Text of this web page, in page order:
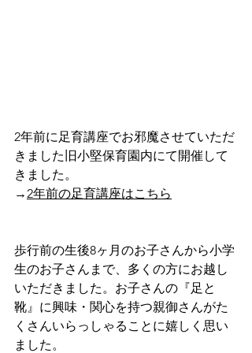
2年前に足育講座でお邪魔させていただ
きました旧小堅保育園内にて開催して
きました。
→2年前の足育講座はこちら
歩行前の生後8ヶ月のお子さんから小学
生のお子さんまで、多くの方にお越し
いただきました。お子さんの『足と
靴』に興味・関心を持つ親御さんがた
くさんいらっしゃることに嬉しく思い
ました。